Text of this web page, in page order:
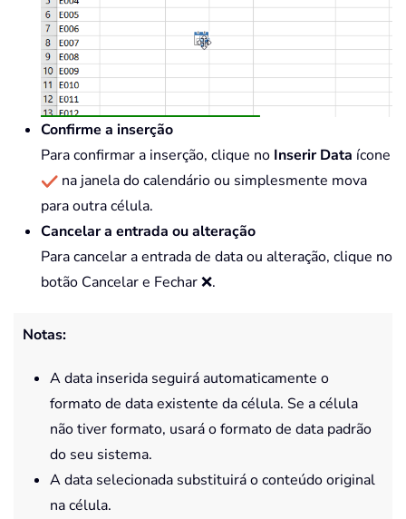
Confirme a inserção
Para confirmar a inserção, clique no Inserir Data ícone
na janela do calendário ou simplesmente mova
para outra célula.
Cancelar a entrada ou alteração
Para cancelar a entrada de data ou alteração, clique no
botão Cancelar e Fechar ❌.
Notas:
A data inserida seguirá automaticamente o
formato de data existente da célula. Se a célula
não tiver formato, usará o formato de data padrão
do seu sistema.
A data selecionada substituirá o conteúdo original
na célula.